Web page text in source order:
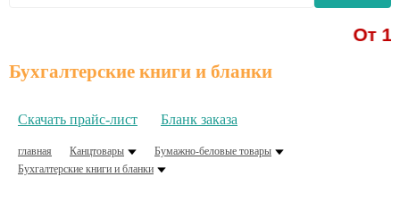
От 1,62 р. -
Бухгалтерские книги и бланки
Скачать прайс-лист Бланк заказа
главная Канцтовары
Бумажно-беловые товары
Бухгалтерские книги и бланки